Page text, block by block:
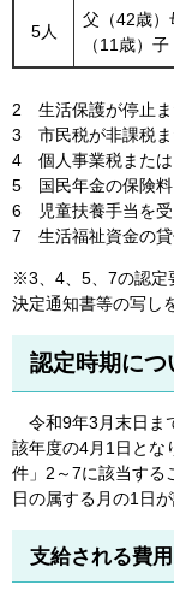
5人
父（42歳）
（11歳）
2 生活保護が停止ま
3 市民税が非課税ま
4 個人事業税または
5 国民年金の保険料
6 児童扶養手当を受
7 生活福祉資金の貸
※3、4、5、7の認定
決定通知書等の写し
認定時期につ
令和9年3月末日ま
該年度の4月1日と
件」2～7に該当する
日の属する月の1日
支給される費用